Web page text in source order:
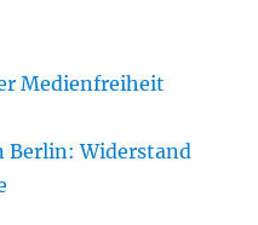
Medienfreiheit
Berlin: Widerstand